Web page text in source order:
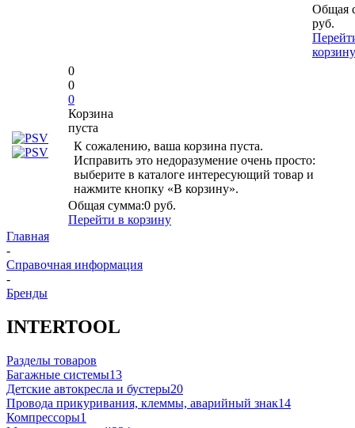
Общая
руб.
корзину
0
0
0
Корзина
пуста
К сожалению, ваша корзина пуста.
Исправить это недоразумение очень просто:
выберите в каталоге интересующий товар и
нажмите кнопку «В корзину».
Общая сумма:0 руб.
Перейти в корзину
Главная
-
Справочная информация
-
Бренды
INTERTOOL
Разделы товаров
Багажные системы13
Детские автокресла и бустеры20
Провода прикуривания, клеммы, аварийный знак14
Компрессоры1